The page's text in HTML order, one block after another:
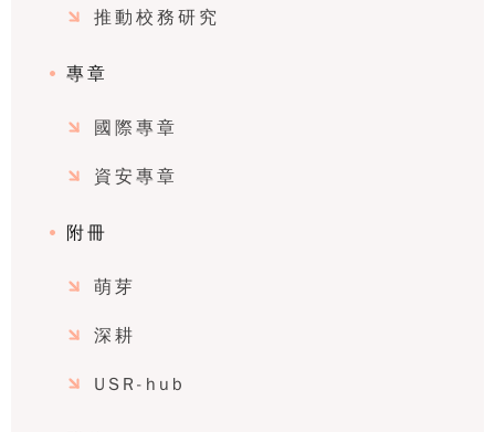
推動校務研究
專章
國際專章
資安專章
附冊
萌芽
深耕
USR-hub